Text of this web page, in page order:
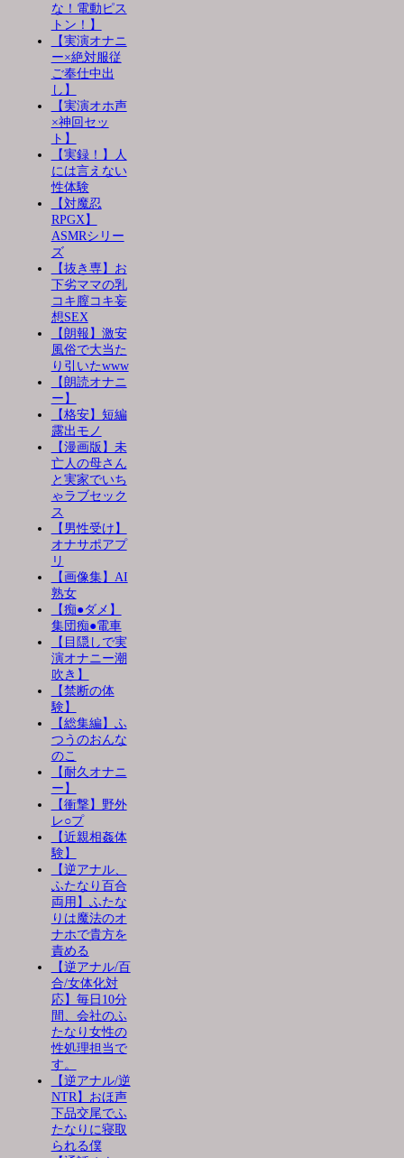
な！電動ピス
トン！】
【実演オナニ
ー×絶対服従
ご奉仕中出
し】
【実演オホ声
×神回セッ
ト】
【実録！】人
には言えない
性体験
【対魔忍
RPGX】
ASMRシリー
ズ
【抜き専】お
下劣ママの乳
コキ膣コキ妄
想SEX
【朗報】激安
風俗で大当た
り引いたwww
【朗読オナニ
ー】
【格安】短編
露出モノ
【漫画版】未
亡人の母さん
と実家でいち
ゃラブセック
ス
【男性受け】
オナサポアプ
リ
【画像集】AI
熟女
【痴●ダメ】
集団痴●電車
【目隠しで実
演オナニー潮
吹き】
【禁断の体
験】
【総集編】ふ
つうのおんな
のこ
【耐久オナニ
ー】
【衝撃】野外
レ○プ
【近親相姦体
験】
【逆アナル、
ふたなり百合
両用】ふたな
りは魔法のオ
ナホで貴方を
責める
【逆アナル/百
合/女体化対
応】毎日10分
間、会社のふ
たなり女性の
性処理担当で
す。
【逆アナル/逆
NTR】おほ声
下品交尾でふ
たなりに寝取
られる僕